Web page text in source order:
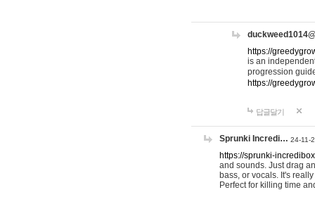
https://
is an
progression
https://
답글달기
Sprunki Incredi… 24-11-
https://sprunki-
and sounds. Just drag
bass, or vocals. It's
Perfect for killing time